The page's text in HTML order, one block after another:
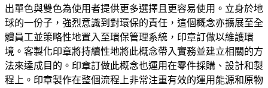
出單色與雙色為使用者提供更多選擇且更容易使用。立身於地
球的一份子，強烈意識到對環保的責任，這個概念亦擴展至全
體員工並策略性地置入至環保管理系統，印章訂做以維護環
境。客製化印章將持續性地將此概念帶入實務並建立相關的方
法來達成目的。印章訂做此概念也運用在零件採購、設計和製
程上。印章製作在整個流程上非常注重有效的運用能源和原物